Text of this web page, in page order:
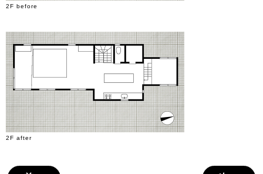
2F before
2F after